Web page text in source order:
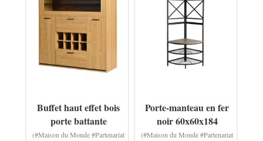
Buffet haut effet bois
porte battante
(#Maison du Monde #Partenariat
Porte-manteau en fer
noir 60x60x184
(#Maison du Monde #Partenariat